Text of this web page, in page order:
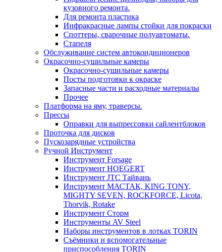
кузовного ремонта.
Для ремонта пластика
Инфракрасные лампы стойки для покраски
Споттеры, сварочные полуавтоматы.
Стапеля
Обслуживание систем автокондиционеров
Окрасочно-сушильные камеры
Окрасочно-сушильные камеры
Посты подготовки к окраске
Запасные части и расходные материалы
Прочее
Платформа на яму, траверсы.
Прессы
Оправки для выпрессовки сайлентблоков
Проточка для дисков
Пускозарядные устройства
Ручной Инструмент
Инструмент Forsage
Инструмент HOEGERT
Инструмент JTC Тайвань
Инструмент МАСТАК, KING TONY,
MIGHTY SEVEN, ROCKFORCE, Licota,
Thorvik, Rotake
Инструмент Сторм
Инструменты AV Steel
Наборы инструментов в лотках TORIN
Съёмники и вспомогательные
приспособления TORIN